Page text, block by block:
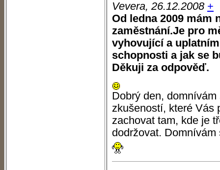
Vevera, 26.12.2008 +
Od ledna 2009 mám
zaměstnání.Je pro
vyhovující a
schopnosti a jak se
Děkuji za odpověď.
Dobrý den,
zkušeností, které Vás
zachovat tam, kde je
dodržovat.